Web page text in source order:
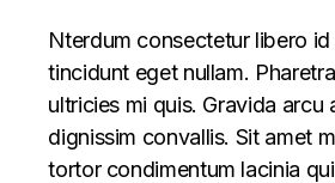
Nterdum consectetur libero
tincidunt eget nullam.
ultricies mi quis. Gravida arcu
dignissim convallis. Sit amet
tortor condimentum lacinia